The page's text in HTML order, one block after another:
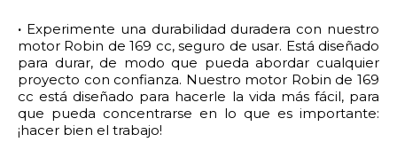
· Experimente una durabilidad duradera con nuestro
motor Robin de 169 cc, seguro de usar. Está diseñado
para durar, de modo que pueda abordar cualquier
proyecto con confianza. Nuestro motor Robin de 169
cc está diseñado para hacerle la vida más fácil, para
que pueda concentrarse en lo que es importante:
¡hacer bien el trabajo!